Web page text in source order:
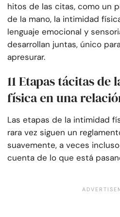
hitos de las citas, como un
de la mano, la intimidad
lenguaje emocional y
desarrollan juntas, único
apresurar.
11 Etapas tácitas
física en una
Las etapas de la intimidad
rara vez siguen un
suavemente, a veces
cuenta de lo que está